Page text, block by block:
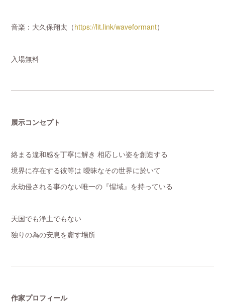
音楽：大久保翔太（https://lit.link/waveformant）
入場無料
展示コンセプト
絡まる違和感を丁寧に解き 相応しい姿を創造する
境界に存在する彼等は 曖昧なその世界に於いて
永劫侵される事のない唯一の『惺域』を持っている
天国でも浄土でもない
独りの為の安息を齎す場所
作家プロフィール